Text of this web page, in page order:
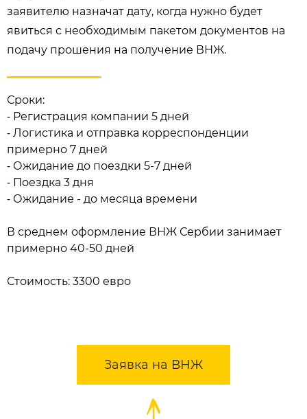
Сроки:
⁃ Регистрация компании 5 дней
⁃ Логистика и отправка корреспонденции
примерно 7 дней
⁃ Ожидание до поездки 5-7 дней
⁃ Поездка 3 дня
⁃ Ожидание - до месяца времени
В среднем оформление ВНЖ Сербии занимает
примерно 40-50 дней
Стоимость: 3300 евро
заявителю назначат дату, когда нужно будет
явиться с необходимым пакетом документов на
подачу прошения на получение ВНЖ.
Заявка на ВНЖ